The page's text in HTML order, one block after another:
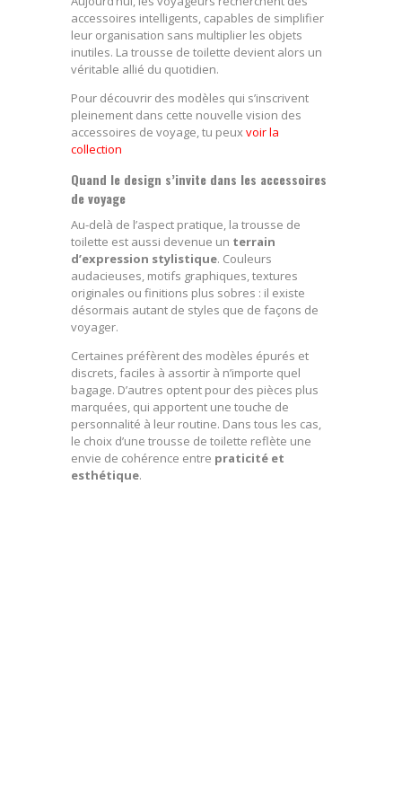
accessoires intelligents, capables de simplifier
leur organisation sans multiplier les objets
inutiles. La trousse de toilette devient alors un
véritable allié du quotidien.
Pour découvrir des modèles qui s’inscrivent
pleinement dans cette nouvelle vision des
accessoires de voyage, tu peuxvoir la
collection
Quand le design s’invite dans les accessoires
de voyage
Au-delà de l’aspect pratique, la trousse de
toilette est aussi devenue un terrain
d’expression stylistique. Couleurs
audacieuses, motifs graphiques, textures
originales ou finitions plus sobres : il existe
désormais autant de styles que de façons de
voyager.
Certaines préfèrent des modèles épurés et
discrets, faciles à assortir à n’importe quel
bagage. D’autres optent pour des pièces plus
marquées, qui apportent une touche de
personnalité à leur routine. Dans tous les cas,
le choix d’une trousse de toilette reflète une
envie de cohérence entre praticité et
esthétique.